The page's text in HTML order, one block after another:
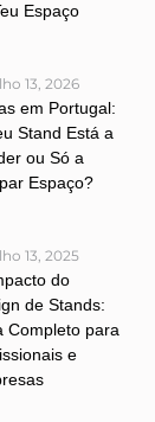
Espaço
13, 2026
em Portugal:
Stand Está a
ou Só a
Espaço?
13, 2025
do
de Stands:
Completo para
e